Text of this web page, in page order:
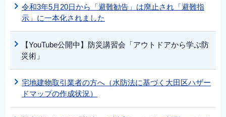
令和3年5月20日から「避難勧告」は廃止され「避難指
示」に一本化されました
【YouTube公開中】防災講習会「アウトドアから学ぶ防
災術」
宅地建物取引業者の方へ（水防法に基づく大田区ハザー
ドマップの作成状況）